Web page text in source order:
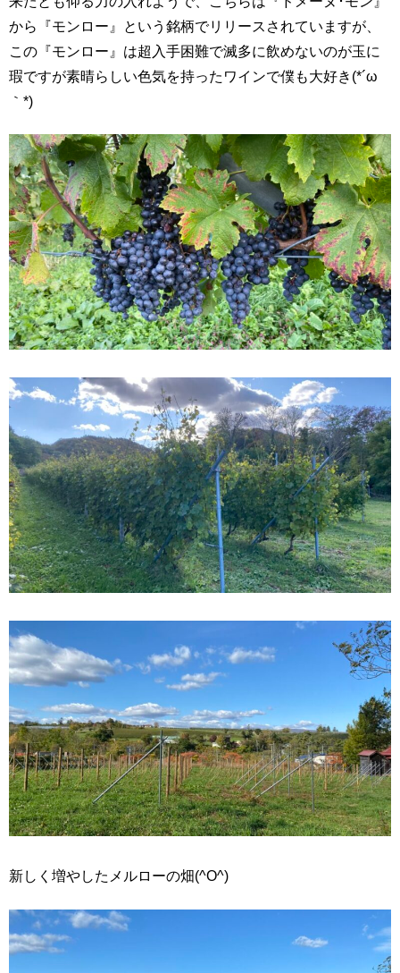
から『モンロー』という銘柄でリリースされていますが、
この『モンロー』は超入手困難で滅多に飲めないのが玉に
瑕ですが素晴らしい色気を持ったワインで僕も大好き(*´ω
｀*)
新しく増やしたメルローの畑(^O^)